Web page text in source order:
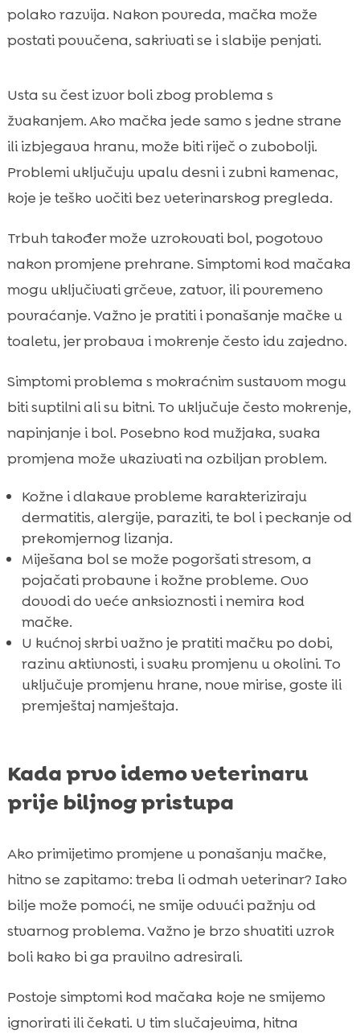
polako razvija. Nakon povreda, mačka može
postati povučena, sakrivati se i slabije penjati.
Usta su čest izvor boli zbog problema s
žvakanjem. Ako mačka jede samo s jedne strane
ili izbjegava hranu, može biti riječ o zubobolji.
Problemi uključuju upalu desni i zubni kamenac,
koje je teško uočiti bez veterinarskog pregleda.
Trbuh također može uzrokovati bol, pogotovo
nakon promjene prehrane. Simptomi kod mačaka
mogu uključivati grčeve, zatvor, ili povremeno
povraćanje. Važno je pratiti i ponašanje mačke u
toaletu, jer probava i mokrenje često idu zajedno.
Simptomi problema s mokraćnim sustavom mogu
biti suptilni ali su bitni. To uključuje često mokrenje,
napinjanje i bol. Posebno kod mužjaka, svaka
promjena može ukazivati na ozbiljan problem.
Kožne i dlakave probleme karakteriziraju
dermatitis, alergije, paraziti, te bol i peckanje od
prekomjernog lizanja.
Miješana bol se može pogoršati stresom, a
pojačati probavne i kožne probleme. Ovo
dovodi do veće anksioznosti i nemira kod
mačke.
U kućnoj skrbi važno je pratiti mačku po dobi,
razinu aktivnosti, i svaku promjenu u okolini. To
uključuje promjenu hrane, nove mirise, goste ili
premještaj namještaja.
Kada prvo idemo veterinaru
prije biljnog pristupa
Ako primijetimo promjene u ponašanju mačke,
hitno se zapitamo: treba li odmah veterinar? Iako
bilje može pomoći, ne smije odvući pažnju od
stvarnog problema. Važno je brzo shvatiti uzrok
boli kako bi ga pravilno adresirali.
Postoje simptomi kod mačaka koje ne smijemo
ignorirati ili čekati. U tim slučajevima, hitna